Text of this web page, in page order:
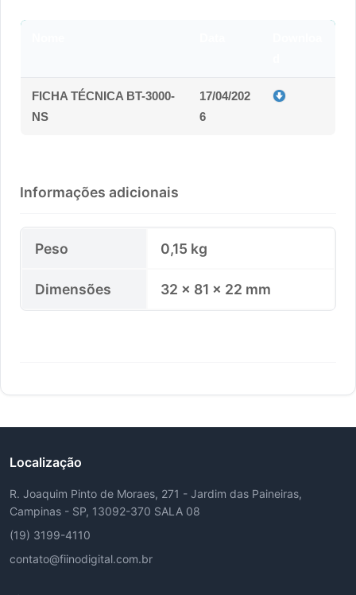
FICHA TÉCNICA BT-3000-
NS
17/04/202
6
Informações adicionais
Peso 0,15 kg
Dimensões 32 × 81 × 22 mm
Localização
R. Joaquim Pinto de Moraes, 271 - Jardim das Paineiras,
Campinas - SP, 13092-370 SALA 08
(19) 3199-4110
contato@fiinodigital.com.br